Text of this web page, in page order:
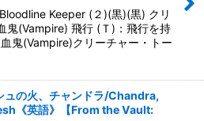
Keeper (２)(黒)(黒) クリ
鬼(Vampire) 飛行 (Ｔ)：飛行を持
鬼(Vampire)クリーチャー・トー
ュの火、チャンドラ/Chandra,
《英語》【From the Vault: